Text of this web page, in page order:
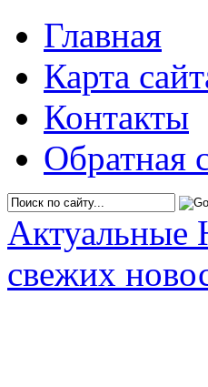
Главная
Карта
Контакты
Обратная
Актуальные
свежих